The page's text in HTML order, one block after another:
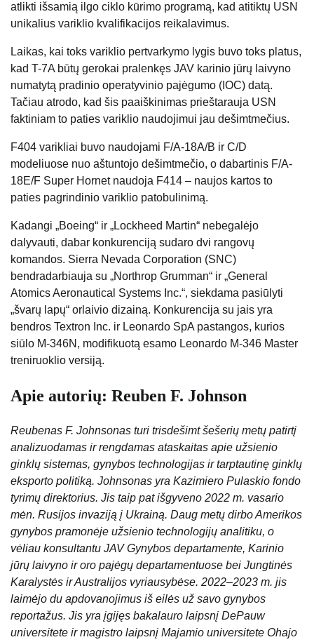
atlikti išsamią ilgo ciklo kūrimo programą, kad atitiktų USN
unikalius variklio kvalifikacijos reikalavimus.
Laikas, kai toks variklio pertvarkymo lygis buvo toks platus,
kad T-7A būtų gerokai pralenkęs JAV karinio jūrų laivyno
numatytą pradinio operatyvinio pajėgumo (IOC) datą.
Tačiau atrodo, kad šis paaiškinimas prieštarauja USN
faktiniam to paties variklio naudojimui jau dešimtmečius.
F404 varikliai buvo naudojami F/A-18A/B ir C/D
modeliuose nuo aštuntojo dešimtmečio, o dabartinis F/A-
18E/F Super Hornet naudoja F414 – naujos kartos to
paties pagrindinio variklio patobulinimą.
Kadangi „Boeing“ ir „Lockheed Martin“ nebegalėjo
dalyvauti, dabar konkurenciją sudaro dvi rangovų
komandos. Sierra Nevada Corporation (SNC)
bendradarbiauja su „Northrop Grumman“ ir „General
Atomics Aeronautical Systems Inc.“, siekdama pasiūlyti
„švarų lapų“ orlaivio dizainą. Konkurencija su jais yra
bendros Textron Inc. ir Leonardo SpA pastangos, kurios
siūlo M-346N, modifikuotą esamo Leonardo M-346 Master
treniruoklio versiją.
Apie autorių: Reuben F. Johnson
Reubenas F. Johnsonas turi trisdešimt šešerių metų patirtį
analizuodamas ir rengdamas ataskaitas apie užsienio
ginklų sistemas, gynybos technologijas ir tarptautinę ginklų
eksporto politiką. Johnsonas yra Kazimiero Pulaskio fondo
tyrimų direktorius. Jis taip pat išgyveno 2022 m. vasario
mėn. Rusijos invaziją į Ukrainą. Daug metų dirbo Amerikos
gynybos pramonėje užsienio technologijų analitiku, o
vėliau konsultantu JAV Gynybos departamente, Karinio
jūrų laivyno ir oro pajėgų departamentuose bei Jungtinės
Karalystės ir Australijos vyriausybėse. 2022–2023 m. jis
laimėjo du apdovanojimus iš eilės už savo gynybos
reportažus. Jis yra įgijęs bakalauro laipsnį DePauw
universitete ir magistro laipsnį Majamio universitete Ohajo